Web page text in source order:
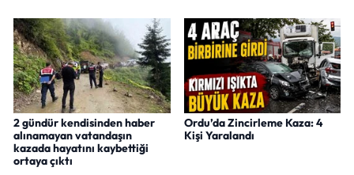
2 gündür kendisinden haber
alınamayan vatandaşın
kazada hayatını kaybettiği
ortaya çıktı
Ordu’da Zincirleme Kaza: 4
Kişi Yaralandı